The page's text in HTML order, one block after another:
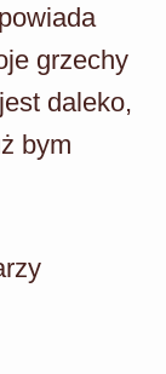
grzechy
daleko,
bym